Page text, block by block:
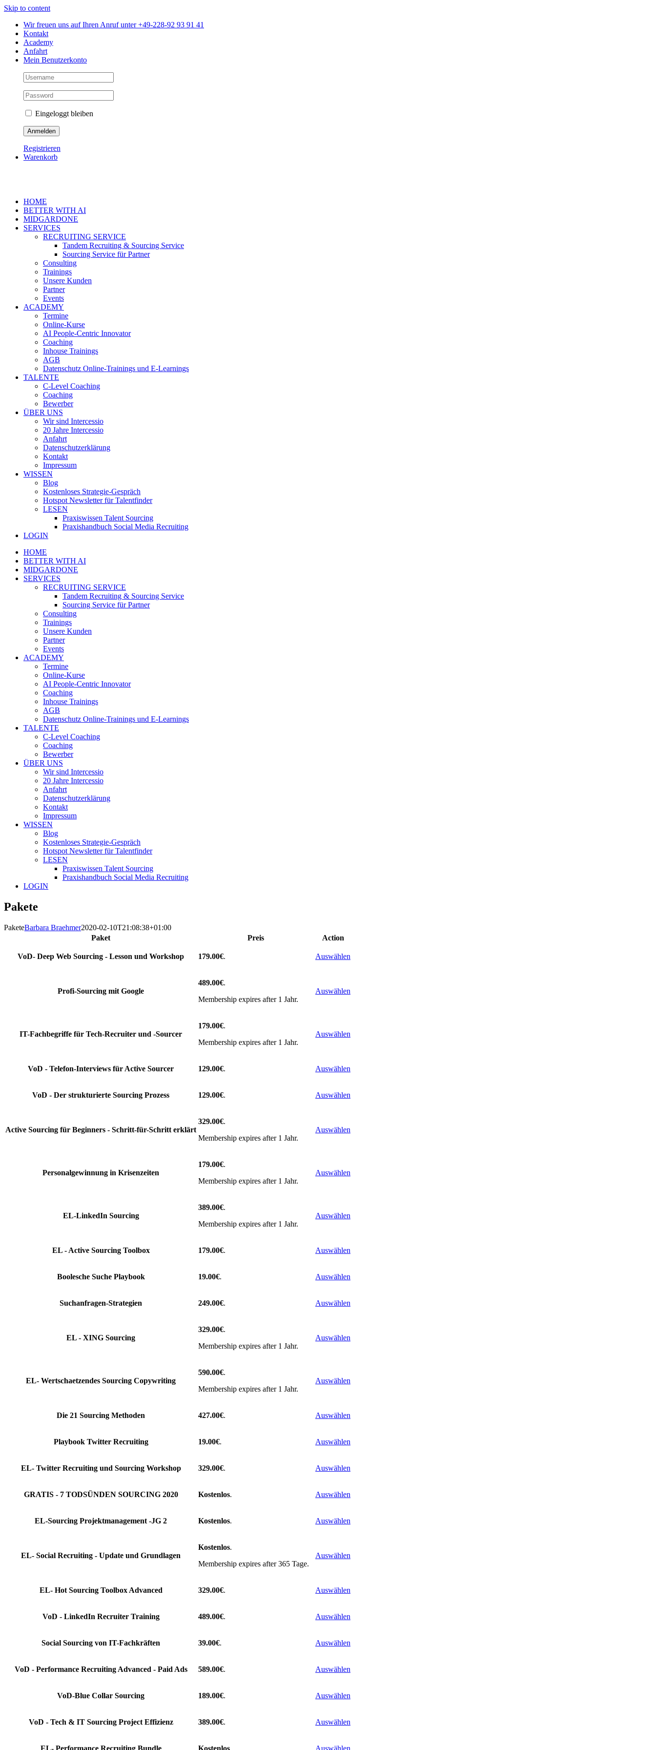
Skip to content
Wir freuen uns auf Ihren Anruf unter +49-228-92 93 91 41
Kontakt
Academy
Anfahrt
Mein Benutzerkonto
Eingeloggt bleiben
Registrieren
Warenkorb
HOME
BETTER WITH AI
MIDGARDONE
SERVICES
RECRUITING SERVICE
Tandem Recruiting & Sourcing Service
Sourcing Service für Partner
Consulting
Trainings
Unsere Kunden
Partner
Events
ACADEMY
Termine
Online-Kurse
AI People-Centric Innovator
Coaching
Inhouse Trainings
AGB
Datenschutz Online-Trainings und E-Learnings
TALENTE
C-Level Coaching
Coaching
Bewerber
ÜBER UNS
Wir sind Intercessio
20 Jahre Intercessio
Anfahrt
Datenschutzerklärung
Kontakt
Impressum
WISSEN
Blog
Kostenloses Strategie-Gespräch
Hotspot Newsletter für Talentfinder
LESEN
Praxiswissen Talent Sourcing
Praxishandbuch Social Media Recruiting
LOGIN
HOME
BETTER WITH AI
MIDGARDONE
SERVICES
RECRUITING SERVICE
Tandem Recruiting & Sourcing Service
Sourcing Service für Partner
Consulting
Trainings
Unsere Kunden
Partner
Events
ACADEMY
Termine
Online-Kurse
AI People-Centric Innovator
Coaching
Inhouse Trainings
AGB
Datenschutz Online-Trainings und E-Learnings
TALENTE
C-Level Coaching
Coaching
Bewerber
ÜBER UNS
Wir sind Intercessio
20 Jahre Intercessio
Anfahrt
Datenschutzerklärung
Kontakt
Impressum
WISSEN
Blog
Kostenloses Strategie-Gespräch
Hotspot Newsletter für Talentfinder
LESEN
Praxiswissen Talent Sourcing
Praxishandbuch Social Media Recruiting
LOGIN
Pakete
PaketeBarbara Braehmer2020-02-10T21:08:38+01:00
Paket
Preis Action
VoD- Deep Web Sourcing - Lesson und Workshop 179.00€. Auswählen
Profi-Sourcing mit Google
489.00€.
Membership expires after 1 Jahr.
Auswählen
IT-Fachbegriffe für Tech-Recruiter und -Sourcer
179.00€.
Membership expires after 1 Jahr.
Auswählen
VoD - Telefon-Interviews für Active Sourcer 129.00€. Auswählen
VoD - Der strukturierte Sourcing Prozess 129.00€. Auswählen
Active Sourcing für Beginners - Schritt-für-Schritt erklärt
329.00€.
Membership expires after 1 Jahr.
Auswählen
Personalgewinnung in Krisenzeiten
179.00€.
Membership expires after 1 Jahr.
Auswählen
EL-LinkedIn Sourcing
389.00€.
Membership expires after 1 Jahr.
Auswählen
EL - Active Sourcing Toolbox 179.00€. Auswählen
Boolesche Suche Playbook 19.00€. Auswählen
Suchanfragen-Strategien 249.00€. Auswählen
EL - XING Sourcing
329.00€.
Membership expires after 1 Jahr.
Auswählen
EL- Wertschaetzendes Sourcing Copywriting
590.00€.
Membership expires after 1 Jahr.
Auswählen
Die 21 Sourcing Methoden 427.00€. Auswählen
Playbook Twitter Recruiting 19.00€. Auswählen
EL- Twitter Recruiting und Sourcing Workshop 329.00€. Auswählen
GRATIS - 7 TODSÜNDEN SOURCING 2020 Kostenlos. Auswählen
EL-Sourcing Projektmanagement -JG 2 Kostenlos. Auswählen
EL- Social Recruiting - Update und Grundlagen
Kostenlos.
Membership expires after 365 Tage.
Auswählen
EL- Hot Sourcing Toolbox Advanced 329.00€. Auswählen
VoD - LinkedIn Recruiter Training 489.00€. Auswählen
Social Sourcing von IT-Fachkräften 39.00€. Auswählen
VoD - Performance Recruiting Advanced - Paid Ads 589.00€. Auswählen
VoD-Blue Collar Sourcing 189.00€. Auswählen
VoD - Tech & IT Sourcing Project Effizienz 389.00€. Auswählen
EL- Performance Recruiting Bundle Kostenlos Auswählen